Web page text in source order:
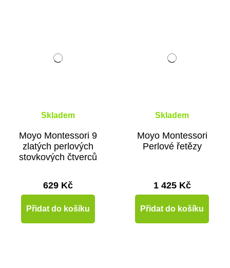
Skladem
Moyo Montessori 9
zlatých perlových
stovkových čtverců
629 Kč
Přidat do košíku
Skladem
Moyo Montessori
Perlové řetězy
1 425 Kč
Přidat do košíku